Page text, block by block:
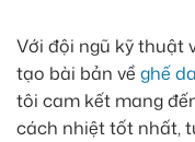
Với đội ngũ kỹ thuật
tạo bài bản về ghế
tôi cam kết mang
cách nhiệt tốt nhất,